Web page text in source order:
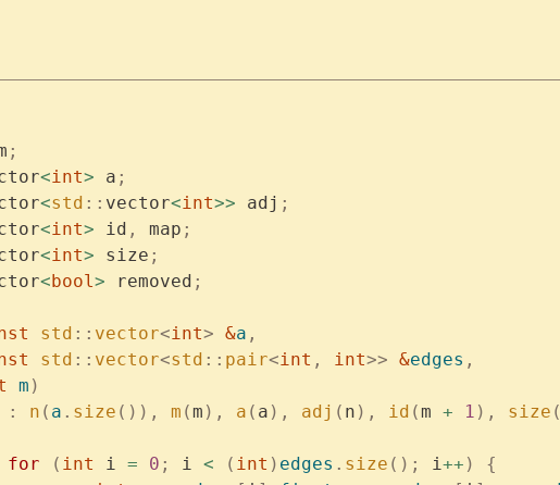
;
<int> a ;
<std :: vector<int>> adj ;
<int> id , map ;
<int> size ;
< bool> removed ;
std :: vector<int> &a ,
std :: vector<std :: pair<int , int>> &edges ,
m )
		:
n ( a . size ()), m (m ), a ( a ), adj ( n ), id (m + 1 ), size (
		for
( int i = 0 ; i < ( int ) edges . size (); i++ )
{